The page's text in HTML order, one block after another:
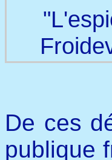
De ces
publique